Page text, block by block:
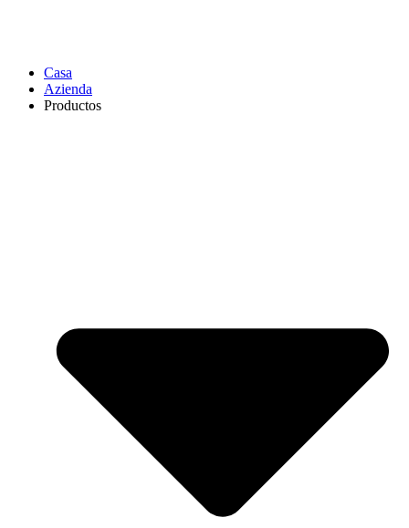
Casa
Azienda
Productos